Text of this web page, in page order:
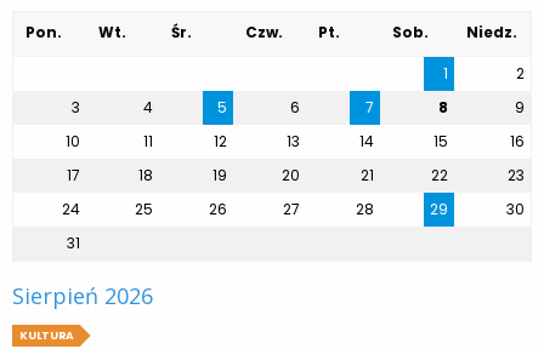
Pon. Wt. Śr. Czw. Pt. Sob.
Niedz.
1
2
3
4 5 6 7 8
9
10
11 12 13 14 15
16
17
18 19 20 21 22
23
24
25 26 27 28 29
30
31
Sierpień 2026
KULTURA